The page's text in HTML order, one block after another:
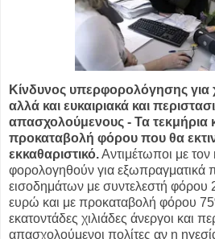
Κίνδυνος υπερφορολόγησης για
αλλά και ευκαιριακά και
απασχολούμενους - Τα τεκμήρια
προκαταβολή φόρου που θα
εκκαθαριστικό.Αντιμέτωποι με τον
φορολογηθούν για εξωπραγματικά
εισοδημάτων με συντελεστή
ευρώ και με προκαταβολή φόρου
εκατοντάδες χιλιάδες άνεργοι και
απασχολούμενοι πολίτες αν η